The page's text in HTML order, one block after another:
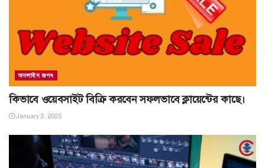
অনলাইন জগৎ
কিভাবে ওয়েবসাইট বিক্রি করবেন সফলভাবে ক্লায়েন্টের কাছে।
January 2, 2025